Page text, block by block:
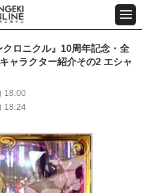
ロニクル』10周年記念・全
ャラクター紹介その2 エシャ
18:00
18:24